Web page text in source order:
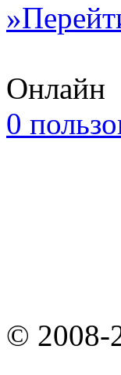
Онлайн
0
© 2008-